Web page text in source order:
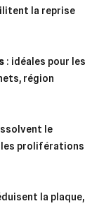
la reprise
: idéales pour les
région
le
les proliférations
la plaque,